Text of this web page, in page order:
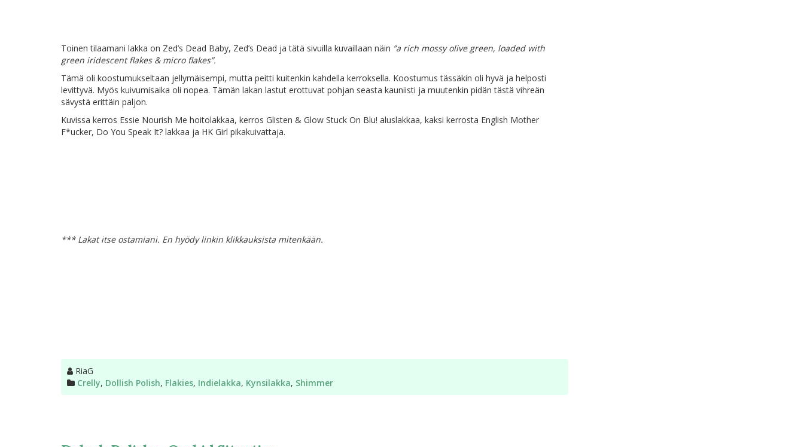
Toinen tilaamani lakka on Zed’s Dead Baby, Zed’s Dead ja tätä sivuilla kuvaillaan näin ”a rich mossy olive green, loaded with
green iridescent flakes & micro flakes”.
Tämä oli koostumukseltaan jellymäisempi, mutta peitti kuitenkin kahdella kerroksella. Koostumus tässäkin oli hyvä ja helposti
levittyvä. Myös kuivumisaika oli nopea. Tämän lakan lastut erottuvat pohjan seasta kauniisti ja muutenkin pidän tästä vihreän
sävystä erittäin paljon.
Kuvissa kerros Essie Nourish Me hoitolakkaa, kerros Glisten & Glow Stuck On Blu! aluslakkaa, kaksi kerrosta English Mother
F*ucker, Do You Speak It? lakkaa ja HK Girl pikakuivattaja.
*** Lakat itse ostamiani. En hyödy linkin klikkauksista mitenkään.
Kirjoittaja
RiaG
Kategoriat
Crelly, Dollish Polish, Flakies, Indielakka, Kynsilakka, Shimmer